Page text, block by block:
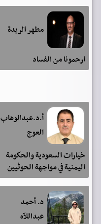
مطهر الريدة
ارحمونا من الفساد
أ.د.عبدالوهاب
العوج
خيارات السعودية والحكومة
اليمنية في مواجهة الحوثيين
د. أحمد
عبداللآه